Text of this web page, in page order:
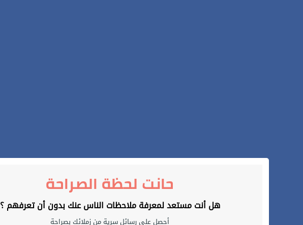
حانت لحظة الصراحة
هل أنت مستعد لمعرفة ملاحظات الناس عنك بدون أن تعرفهم ؟
أحصل على رسائل سرية من زملائك بصراحة